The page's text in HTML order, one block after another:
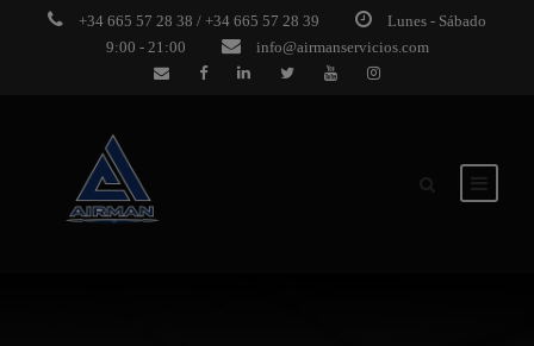
+34 665 57 28 38 / +34 665 57 28 39
Lunes - Sábado
9:00 - 21:00
info@airmanservicios.com